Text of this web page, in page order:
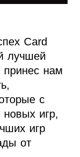
Card
лучшей
принес нам
с
игр,
игр
от